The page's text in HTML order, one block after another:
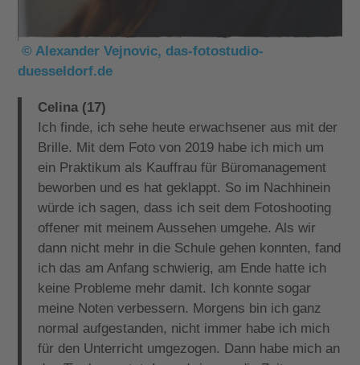
© Alexander Vejnovic, das-fotostudio-
duesseldorf.de
Celina (17)
Ich finde, ich sehe heute erwachsener aus mit der
Brille. Mit dem Foto von 2019 habe ich mich um
ein Praktikum als Kauffrau für Büromanagement
beworben und es hat geklappt. So im Nachhinein
würde ich sagen, dass ich seit dem Fotoshooting
offener mit meinem Aussehen umgehe. Als wir
dann nicht mehr in die Schule gehen konnten, fand
ich das am Anfang schwierig, am Ende hatte ich
keine Probleme mehr damit. Ich konnte sogar
meine Noten verbessern. Morgens bin ich ganz
normal aufgestanden, nicht immer habe ich mich
für den Unterricht umgezogen. Dann habe mich an